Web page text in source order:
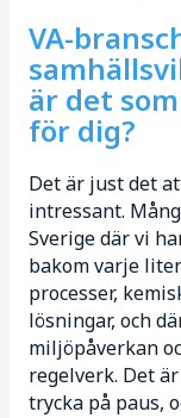
VA-
är det
för dig?
Det är just det
intressant.
Sverige där vi
bakom varje
processer,
lösningar, och
miljöpåverkan
regelverk. Det
trycka på paus,